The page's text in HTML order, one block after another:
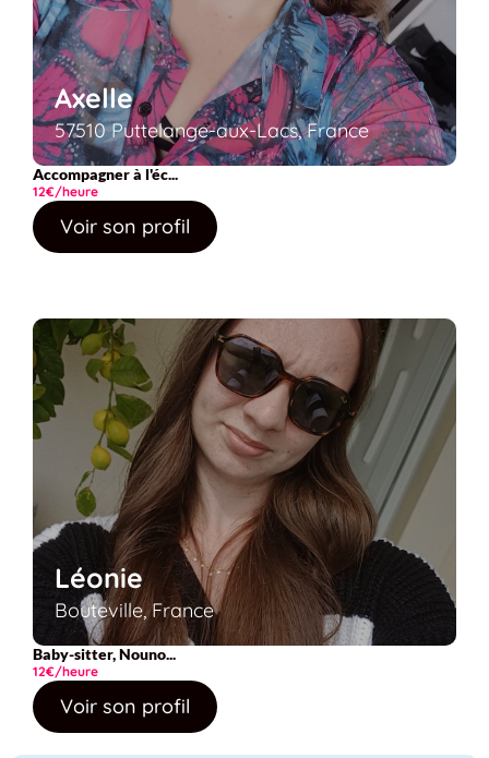
Axelle
57510 Puttelange-aux-Lacs, France
Accompagner à l'éc...
12€/heure
Voir son profil
Léonie
Bouteville, France
Baby-sitter, Nouno...
12€/heure
Voir son profil